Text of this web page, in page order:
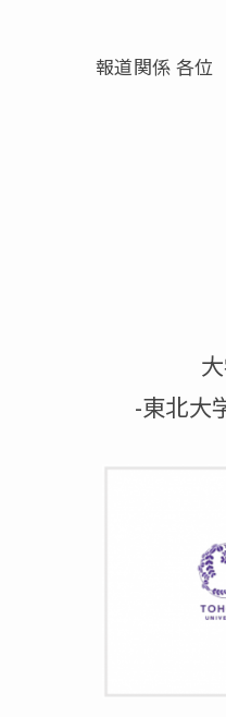
報道関係 各位
-東北大